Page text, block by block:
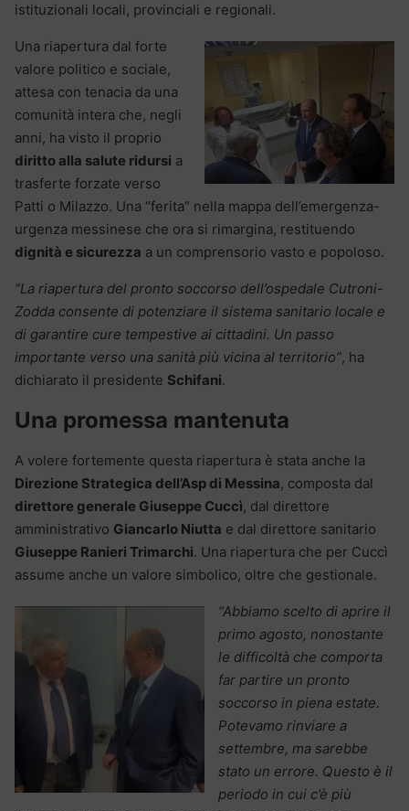
istituzionali locali, provinciali e regionali.
Una riapertura dal forte
valore politico e sociale,
attesa con tenacia da una
comunità intera che, negli
anni, ha visto il proprio
diritto alla salute ridursi a
trasferte forzate verso
Patti o Milazzo. Una “ferita” nella mappa dell’emergenza-
urgenza messinese che ora si rimargina, restituendo
dignità e sicurezza a un comprensorio vasto e popoloso.
“La riapertura del pronto soccorso dell’ospedale Cutroni-
Zodda consente di potenziare il sistema sanitario locale e
di garantire cure tempestive ai cittadini. Un passo
importante verso una sanità più vicina al territorio”, ha
dichiarato il presidente Schifani.
Una promessa mantenuta
A volere fortemente questa riapertura è stata anche la
Direzione Strategica dell’Asp di Messina, composta dal
direttore generale Giuseppe Cuccì, dal direttore
amministrativo Giancarlo Niutta e dal direttore sanitario
Giuseppe Ranieri Trimarchi. Una riapertura che per Cuccì
assume anche un valore simbolico, oltre che gestionale.
“Abbiamo scelto di aprire il
primo agosto, nonostante
le difficoltà che comporta
far partire un pronto
soccorso in piena estate.
Potevamo rinviare a
settembre, ma sarebbe
stato un errore. Questo è il
periodo in cui c’è più